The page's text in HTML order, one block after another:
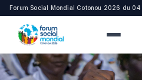
Forum Social Mondial Cotonou 2026 du